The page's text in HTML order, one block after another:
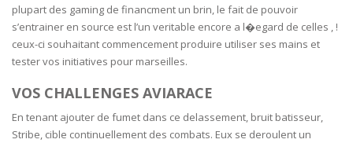
plupart des gaming de financment un brin, le fait de pouvoir
s’entrainer en source est l’un veritable encore a l�egard de celles , !
ceux-ci souhaitant commencement produire utiliser ses mains et
tester vos initiatives pour marseilles.
VOS CHALLENGES AVIARACE
En tenant ajouter de fumet dans ce delassement, bruit batisseur,
Stribe, cible continuellement des combats. Eux se deroulent un